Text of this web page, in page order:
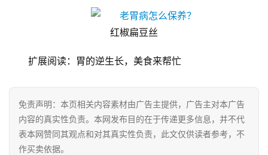
乐
综
艺
房
红椒扁豆丝
扩展阅读：胃的逆生长，美食来帮忙
免责声明：本页相关内容素材由广告主提供，广告主对本广告
内容的真实性负责。本网发布目的在于传递更多信息，并不代
表本网赞同其观点和对其真实性负责，此文仅供读者参考，不
作买卖依据。